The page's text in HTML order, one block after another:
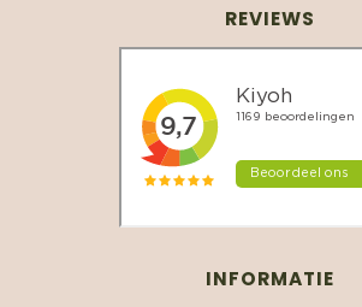
REVIEWS
INFORMATIE